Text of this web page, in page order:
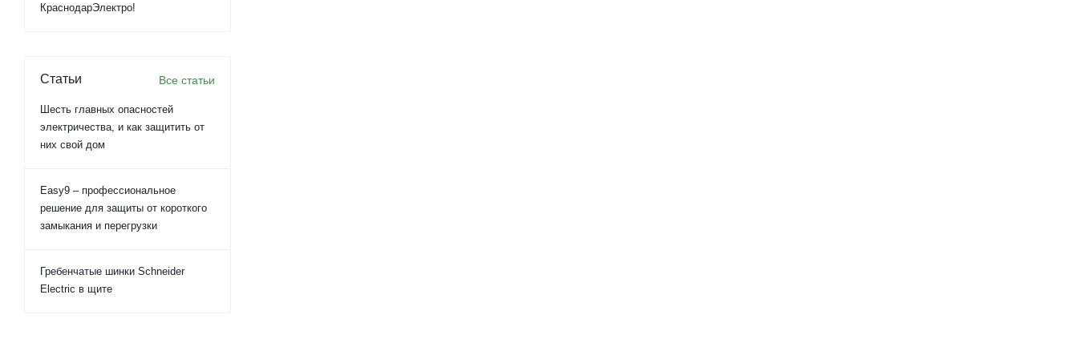
КраснодарЭлектро!
Статьи Все статьи
Шесть главных опасностей
электричества, и как защитить от
них свой дом
Easy9 – профессиональное
решение для защиты от короткого
замыкания и перегрузки
Гребенчатые шинки Schneider
Electric в щите